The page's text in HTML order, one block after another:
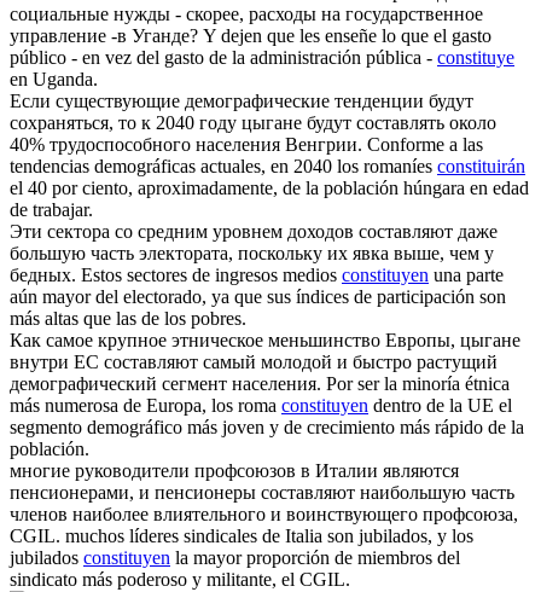
социальные нужды - скорее, расходы на государственное
управление -в Уганде? Y dejen que les enseñe lo que el gasto
público - en vez del gasto de la administración pública - constituye
en Uganda.
Если существующие демографические тенденции будут
сохраняться, то к 2040 году цыгане будут составлять около
40% трудоспособного населения Венгрии. Conforme a las
tendencias demográficas actuales, en 2040 los romaníes constituirán
el 40 por ciento, aproximadamente, de la población húngara en edad
de trabajar.
Эти сектора со средним уровнем доходов составляют даже
большую часть электората, поскольку их явка выше, чем у
бедных. Estos sectores de ingresos medios constituyen una parte
aún mayor del electorado, ya que sus índices de participación son
más altas que las de los pobres.
Как самое крупное этническое меньшинство Европы, цыгане
внутри ЕС составляют самый молодой и быстро растущий
демографический сегмент населения. Por ser la minoría étnica
más numerosa de Europa, los roma constituyen dentro de la UE el
segmento demográfico más joven y de crecimiento más rápido de la
población.
многие руководители профсоюзов в Италии являются
пенсионерами, и пенсионеры составляют наибольшую часть
членов наиболее влиятельного и воинствующего профсоюза,
CGIL. muchos líderes sindicales de Italia son jubilados, y los
jubilados constituyen la mayor proporción de miembros del
sindicato más poderoso y militante, el CGIL.